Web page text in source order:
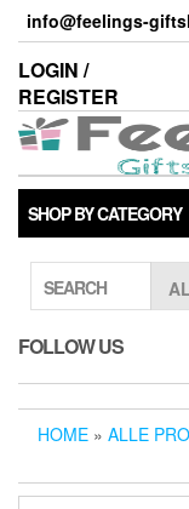
Skip
the
content
info@feelings-
LOGIN /
REGISTER
SHOP BY CATEGORY
SEARCH
FOLLOW US
HOME » ALLE